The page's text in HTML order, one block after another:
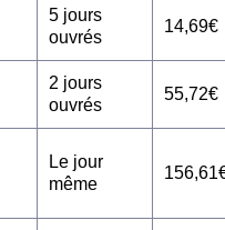
5 jours
ouvrés
14,69€
2 jours
ouvrés
55,72€
Le jour
même